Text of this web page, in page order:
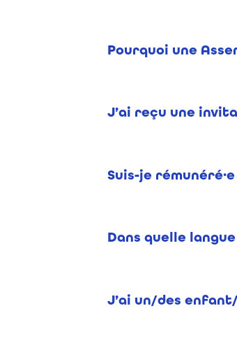
Pourquoi une
J’ai reçu une
Suis-je
Dans quelle
J’ai un/des